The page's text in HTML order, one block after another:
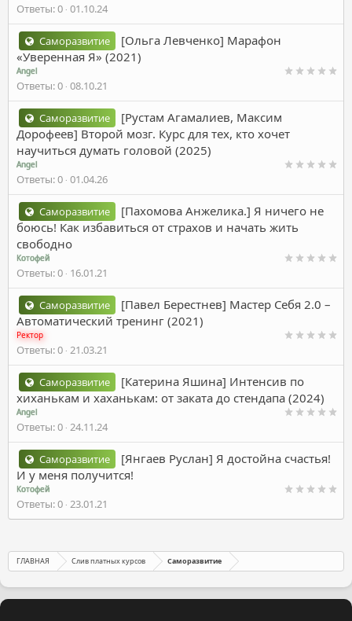
Ответы 0 01.10.24
Саморазвитие
[Ольга Левченко] Марафон
«Уверенная Я» (2021)
Angel
Ответы 0 08.10.21
Саморазвитие
[Рустам Агамалиев, Максим
Дорофеев] Второй мозг. Курс для тех, кто хочет
научиться думать головой (2025)
Angel
Ответы 0 01.04.26
Саморазвитие
[Пахомова Анжелика.] Я ничего не
боюсь! Как избавиться от страхов и начать жить
свободно
Котофей
Ответы 0 16.01.21
Саморазвитие
[Павел Берестнев] Мастер Себя 2.0 –
Автоматический тренинг (2021)
Ректор
Ответы 0 21.03.21
Саморазвитие
[Катерина Яшина] Интенсив по
хиханькам и хаханькам: от заката до стендапа (2024)
Angel
Ответы 0 24.11.24
Саморазвитие
[Янгаев Руслан] Я достойна счастья!
И у меня получится!
Котофей
Ответы 0 23.01.21
ГЛАВНАЯ Слив платных курсов Саморазвитие